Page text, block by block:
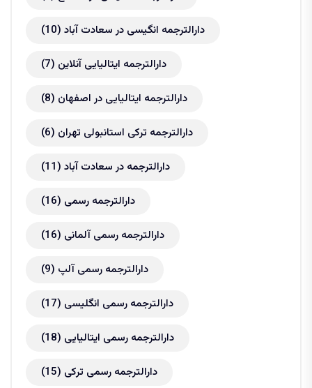
دارالترجمه انگیسی در سعادت آباد (10)
دارالترجمه ایتالیایی آنلاین (7)
دارالترجمه ایتالیایی در اصفهان (8)
دارالترجمه ترکی استانبولی تهران (6)
دارالترجمه در سعادت آباد (11)
دارالترجمه رسمی (16)
دارالترجمه رسمی آلمانی (16)
دارالترجمه رسمی آلپ (9)
دارالترجمه رسمی انگلیسی (17)
دارالترجمه رسمی ایتالیایی (18)
دارالترجمه رسمی ترکی (15)